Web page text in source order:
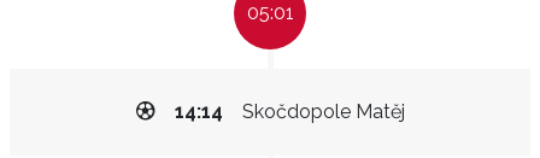
05:01
Skočdopole Matěj
14:14